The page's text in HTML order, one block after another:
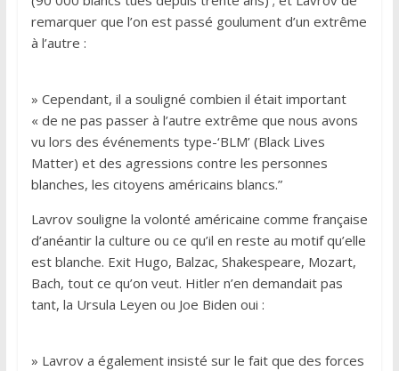
remarquer que l’on est passé goulument d’un extrême
à l’autre :
» Cependant, il a souligné combien il était important
« de ne pas passer à l’autre extrême que nous avons
vu lors des événements type-‘BLM’ (Black Lives
Matter) et des agressions contre les personnes
blanches, les citoyens américains blancs.”
Lavrov souligne la volonté américaine comme française
d’anéantir la culture ou ce qu’il en reste au motif qu’elle
est blanche. Exit Hugo, Balzac, Shakespeare, Mozart,
Bach, tout ce qu’on veut. Hitler n’en demandait pas
tant, la Ursula Leyen ou Joe Biden oui :
» Lavrov a également insisté sur le fait que des forces